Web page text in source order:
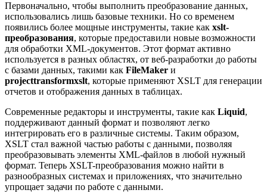
Первоначально, чтобы выполнить преобразование данных,
использовались лишь базовые техники. Но со временем
появились более мощные инструменты, такие как xslt-
преобразования, которые предоставили новые возможности
для обработки XML-документов. Этот формат активно
используется в разных областях, от веб-разработки до работы
с базами данных, такими как FileMaker и
projecttransformxslt, которые применяют XSLT для генерации
отчетов и отображения данных в таблицах.
Современные редакторы и инструменты, такие как Liquid,
поддерживают данный формат и позволяют легко
интегрировать его в различные системы. Таким образом,
XSLT стал важной частью работы с данными, позволяя
преобразовывать элементы XML-файлов в любой нужный
формат. Теперь XSLT-преобразования можно найти в
разнообразных системах и приложениях, что значительно
упрощает задачи по работе с данными.